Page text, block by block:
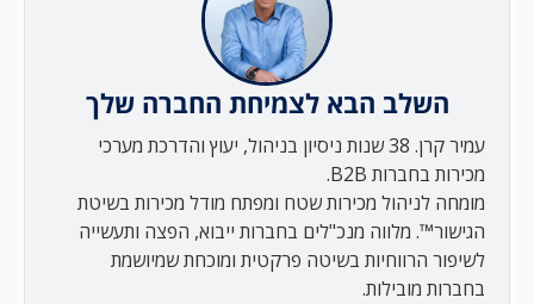
השלב הבא לצמיחת החברה שלך
עמיר קרן. 38 שנות ניסיון בניהול, יעוץ והדרכת מערכי
מכירות בחברות B2B.
מומחה לניהול מכירות שטח ומפתח מודל מכירות בשיטת
הגישור™. מלווה מנכ"לים בחברות ייבוא, הפצה ותעשייה
לשיפור הרווחיות בשיטה פרקטית ומוכחת שמיושמת
בחברות מובילות.